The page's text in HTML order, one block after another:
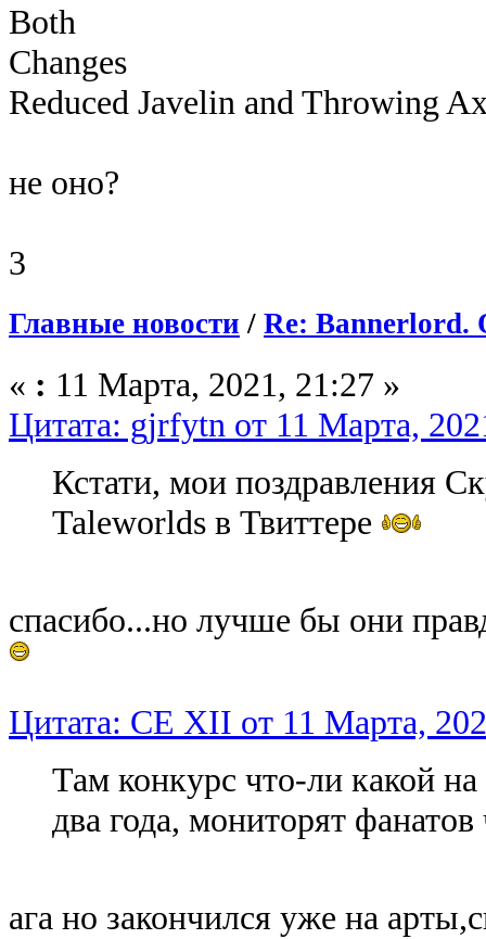
Both​
Changes
Reduced Javelin and Throwing
не оно?
3
Главные новости / Re: Bannerlord.
« : 11 Марта, 2021, 21:27 »
Цитата: gjrfytn от 11 Марта,
Кстати, мои поздравления
Taleworlds в Твиттере
спасибо...но лучше бы они
Цитата: CE XII от 11 Марта,
Там конкурс что-ли какой
два года, мониторят
ага но закончился уже на